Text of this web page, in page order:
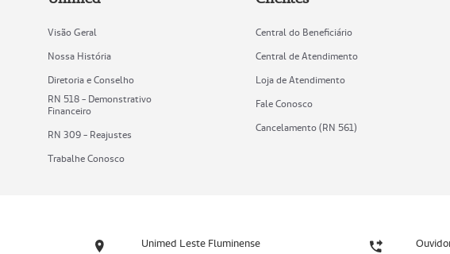
Visão Geral
Nossa História
Diretoria e Conselho
RN 518 - Demonstrativo
Financeiro
RN 309 - Reajustes
Trabalhe Conosco
Central do Beneficiário
Central de Atendimento
Loja de Atendimento
Fale Conosco
Cancelamento (RN 561)
Unimed Leste Fluminense